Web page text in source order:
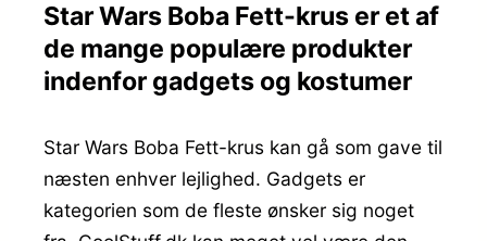
Star Wars Boba Fett-krus er et af
de mange populære produkter
indenfor gadgets og kostumer
Star Wars Boba Fett-krus kan gå som gave til
næsten enhver lejlighed. Gadgets er
kategorien som de fleste ønsker sig noget